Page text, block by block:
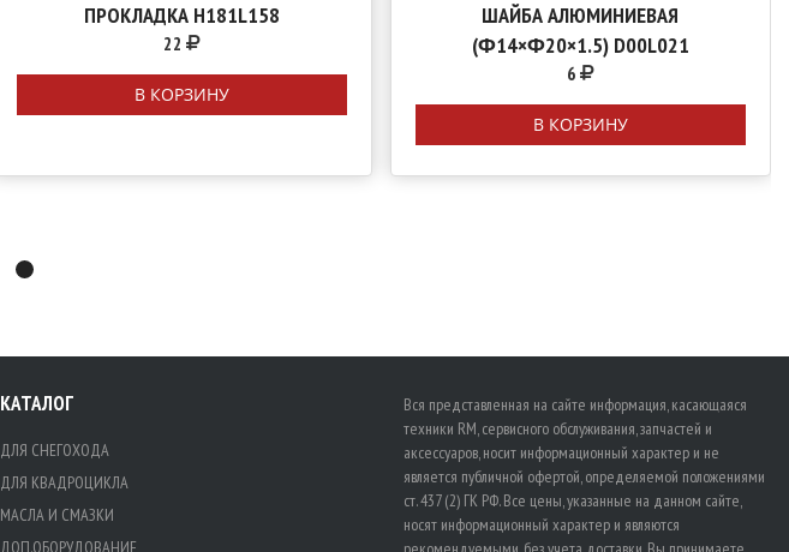
ПРОКЛАДКА H181L158
22
В КОРЗИНУ
ШАЙБА АЛЮМИНИЕВАЯ
(Φ14×Φ20×1.5) D00L021
6
В КОРЗИНУ
КАТАЛОГ
ДЛЯ СНЕГОХОДА
ДЛЯ КВАДРОЦИКЛА
МАСЛА И СМАЗКИ
ДОП.ОБОРУДОВАНИЕ
Вся представленная на сайте информация, касающаяся
техники RM, сервисного обслуживания, запчастей и
аксессуаров, носит информационный характер и не
является публичной офертой, определяемой положениями
ст. 437 (2) ГК РФ. Все цены, указанные на данном сайте,
носят информационный характер и являются